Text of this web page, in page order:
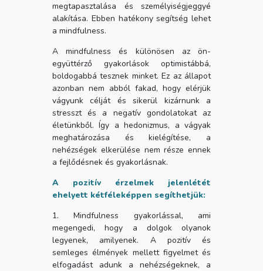
megtapasztalása és személyiségjeggyé
alakítása. Ebben hatékony segítség lehet
a mindfulness.
A mindfulness és különösen az ön-
együttérző gyakorlások optimistábbá,
boldogabbá tesznek minket. Ez az állapot
azonban nem abból fakad, hogy elérjük
vágyunk célját és sikerül kizárnunk a
stresszt és a negatív gondolatokat az
életünkből. Így a hedonizmus, a vágyak
meghatározása és kielégítése, a
nehézségek elkerülése nem része ennek
a fejlődésnek és gyakorlásnak.
A pozitív érzelmek jelenlétét
ehelyett kétféleképpen segíthetjük:
1. Mindfulness gyakorlással, ami
megengedi, hogy a dolgok olyanok
legyenek, amilyenek. A pozitív és
semleges élmények mellett figyelmet és
elfogadást adunk a nehézségeknek, a